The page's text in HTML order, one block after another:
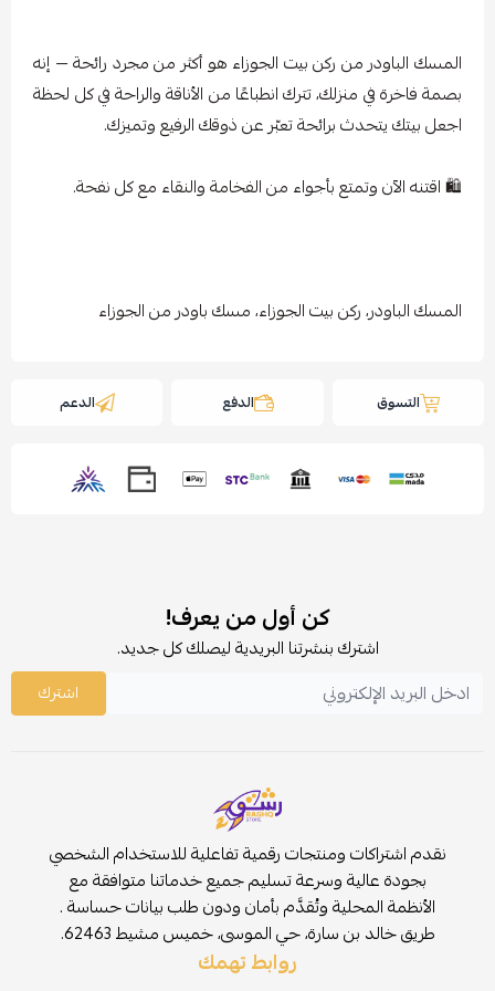
المسك الباودر من ركن بيت الجوزاء هو أكثر من مجرد رائحة — إنه
بصمة فاخرة في منزلك، تترك انطباعًا من الأناقة والراحة في كل لحظة
اجعل بيتك يتحدث برائحة تعبّر عن ذوقك الرفيع وتميزك.
🛍️ اقتنه الآن وتمتع بأجواء من الفخامة والنقاء مع كل نفحة.
المسك الباودر، ركن بيت الجوزاء، مسك باودر من الجوزاء
التسوق الدفع الدعم
كن أول من يعرف!
اشترك بنشرتنا البريدية ليصلك كل جديد.
اشترك
نقدم اشتراكات ومنتجات رقمية تفاعلية للاستخدام الشخصي
بجودة عالية وسرعة تسليم جميع خدماتنا متوافقة مع
الأنظمة المحلية وتُقدَّم بأمان ودون طلب بيانات حساسة .
طريق خالد بن سارة، حي الموسى، خميس مشيط 62463.
روابط تهمك